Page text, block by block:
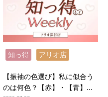
知っ得 アリオ店
【振袖の色選び】私に似合う
のは何色？【赤】・【青】...